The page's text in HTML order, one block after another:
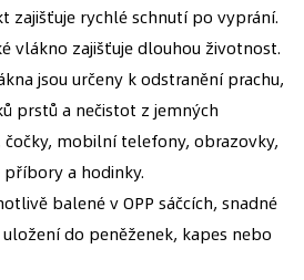
zajišťuje rychlé schnutí po vyprání.
vlákno zajišťuje dlouhou životnost.
jsou určeny k odstranění prachu,
prstů a nečistot z jemných
čočky, mobilní telefony, obrazovky,
a hodinky.
balené v OPP sáčcích, snadné
do peněženek, kapes nebo